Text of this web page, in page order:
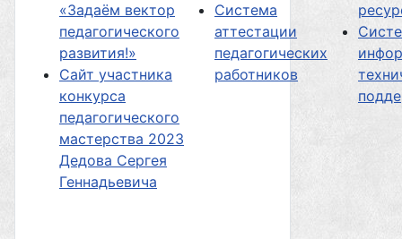
«Задаём вектор
педагогического
развития!»
Сайт участника
конкурса
педагогического
мастерства 2023
Дедова Сергея
Геннадьевича
Система
аттестации
педагогических
работников